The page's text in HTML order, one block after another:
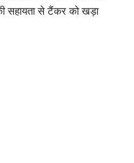
सहायता से टैंकर को खड़ा